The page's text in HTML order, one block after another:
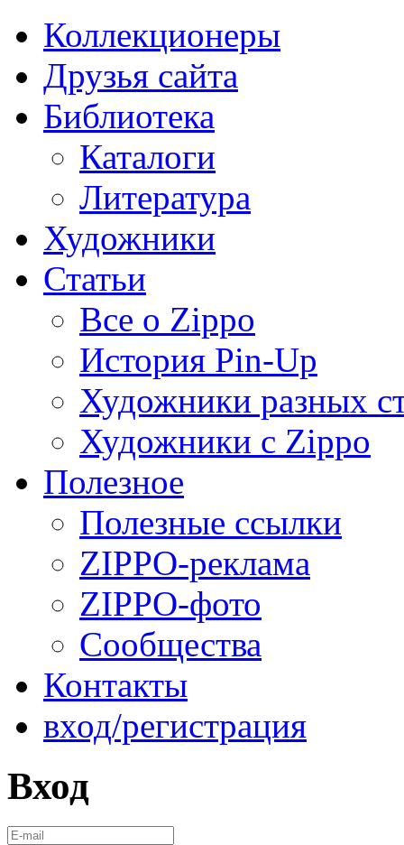
Коллекционеры
Друзья сайта
Библиотека
Каталоги
Литература
Художники
Статьи
Все о Zippo
История Pin-Up
Художники разных
Художники с Zippo
Полезное
Полезные ссылки
ZIPPO-реклама
ZIPPO-фото
Сообщества
Контакты
вход/регистрация
Вход